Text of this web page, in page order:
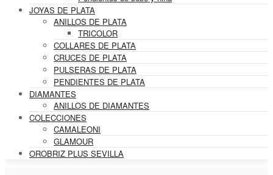
JOYAS DE PLATA
ANILLOS DE PLATA
TRICOLOR
COLLARES DE PLATA
CRUCES DE PLATA
PULSERAS DE PLATA
PENDIENTES DE PLATA
DIAMANTES
ANILLOS DE DIAMANTES
COLECCIONES
CAMALEONI
GLAMOUR
OROBRIZ PLUS SEVILLA